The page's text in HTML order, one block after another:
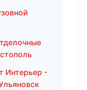
Интерьер -